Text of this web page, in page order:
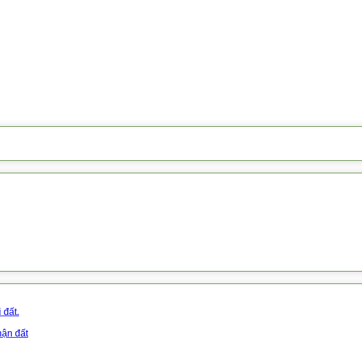
đất.
đất